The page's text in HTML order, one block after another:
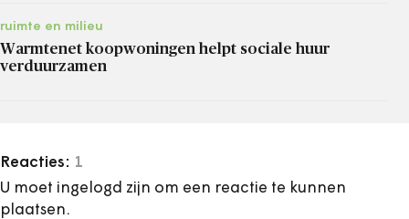
ruimte en milieu
Warmtenet koopwoningen helpt sociale huur
verduurzamen
Reacties: 1
U moet ingelogd zijn om een reactie te kunnen
plaatsen.